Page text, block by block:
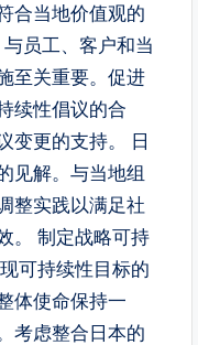
合当地价值观的
员工、客户和当
至关重要。促进
续性倡议的合
变更的支持。 日
见解。与当地组
整实践以满足社
。 制定战略可持
可持续性目标的
体使命保持一
考虑整合日本的